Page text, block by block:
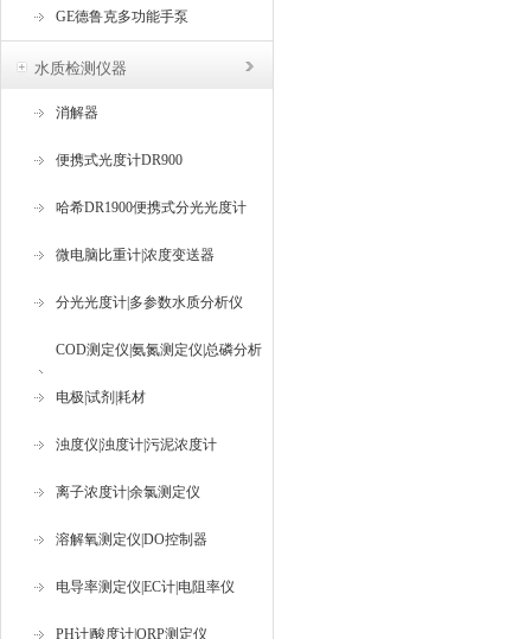
GE德鲁克多功能手泵
水质检测仪器
消解器
便携式光度计DR900
哈希DR1900便携式分光光度计
微电脑比重计|浓度变送器
分光光度计|多参数水质分析仪
COD测定仪|氨氮测定仪|总磷分析
仪
电极|试剂|耗材
浊度仪|浊度计|污泥浓度计
离子浓度计|余氯测定仪
溶解氧测定仪|DO控制器
电导率测定仪|EC计|电阻率仪
PH计|酸度计|ORP测定仪